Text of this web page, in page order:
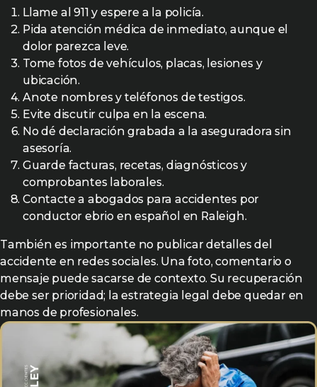
Llame al 911 y espere a la policía.
Pida atención médica de inmediato, aunque el
dolor parezca leve.
Tome fotos de vehículos, placas, lesiones y
ubicación.
Anote nombres y teléfonos de testigos.
Evite discutir culpa en la escena.
No dé declaración grabada a la aseguradora sin
asesoría.
Guarde facturas, recetas, diagnósticos y
comprobantes laborales.
Contacte a abogados para accidentes por
conductor ebrio en español en Raleigh.
También es importante no publicar detalles del
accidente en redes sociales. Una foto, comentario o
mensaje puede sacarse de contexto. Su recuperación
debe ser prioridad; la estrategia legal debe quedar en
manos de profesionales.